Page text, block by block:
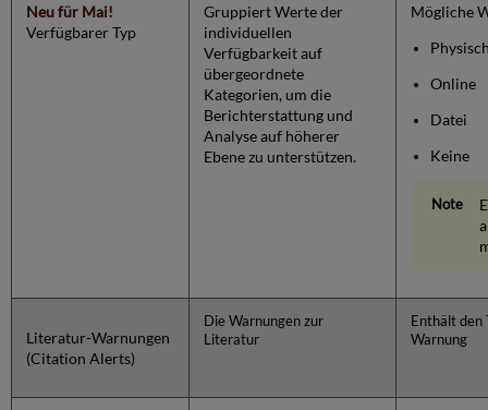
Neu für Mai!
Verfügbarer Typ
Gruppiert Werte der
individuellen
Verfügbarkeit auf
übergeordnete
Kategorien, um die
Berichterstattung und
Analyse auf höherer
Ebene zu unterstützen.
Mögliche
Online
Datei
Keine
Literatur-Warnungen
(Citation Alerts)
Die Warnungen zur
Literatur
Enthält den
Warnung